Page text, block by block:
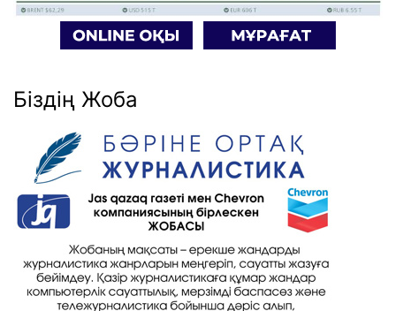
Біздің Жоба